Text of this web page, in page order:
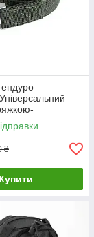
буксир для
₴
Купити